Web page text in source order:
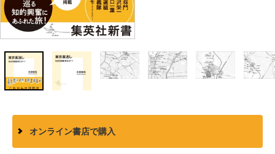
オンライン書店で購入